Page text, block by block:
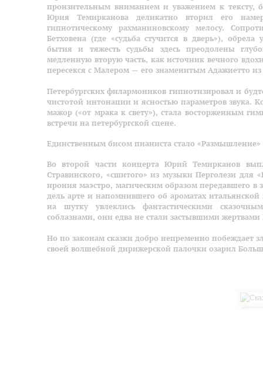
пронзительным вниманием и уважением к тексту,
Юрия Темирканова деликатно вторил его
гипнотическому рахманиновскому мелосу.
Бетховена (где «судьба стучится в дверь»),
бытия и тяжесть судьбы здесь преодолены
медленную вторую часть, как источник вечного
пересекся с Малером — его знаменитым Адажиетто
Петербургских филармоников гипнотизировал и
чистотой интонации и ясностью параметров звука.
мажор («от мрака к свету»), стала восторженным
встречи на петербургской сцене.
Единственным бисом пианиста стало
Во второй части концерта Юрий Темирканов
Стравинского, «сшитого» из музыки Перголези для
ирония маэстро, магическим образом передавшего в
дель арте и напомнившего об ароматах
на шутку увлеклись фантастическими
соблазнами, они едва не стали застывшими жертвами
Но по законам сказки добро непременно побеждает
своей волшебной дирижерской палочки озарил